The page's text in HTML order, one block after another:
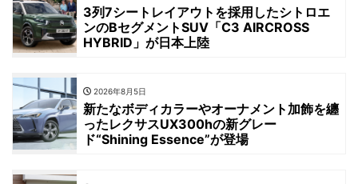
3列7シートレイアウトを採用したシトロエ
ンのBセグメントSUV「C3 AIRCROSS
HYBRID」が日本上陸
2026年8月5日
新たなボディカラーやオーナメント加飾を纏
ったレクサスUX300hの新グレー
ド“Shining Essence”が登場